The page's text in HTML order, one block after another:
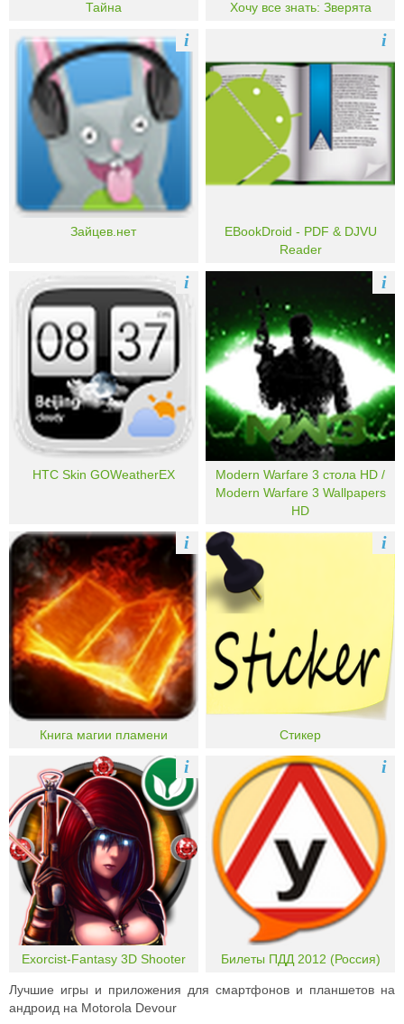
Тайна Хочу все знать: Зверята
Зайцев.нет
i
EBookDroid - PDF & DJVU
Reader
i
HTC Skin GOWeatherEX
i
Modern Warfare 3 стола HD /
Modern Warfare 3 Wallpapers
HD
i
Книга магии пламени
i
Стикер
i
Exorcist-Fantasy 3D Shooter
i
Билеты ПДД 2012 (Россия)
i
Лучшие игры и приложения для смартфонов и планшетов на
андроид на Motorola Devour